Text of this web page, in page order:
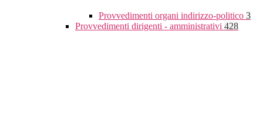
Provvedimenti organi indirizzo-politico 3
Provvedimenti dirigenti - amministrativi 428